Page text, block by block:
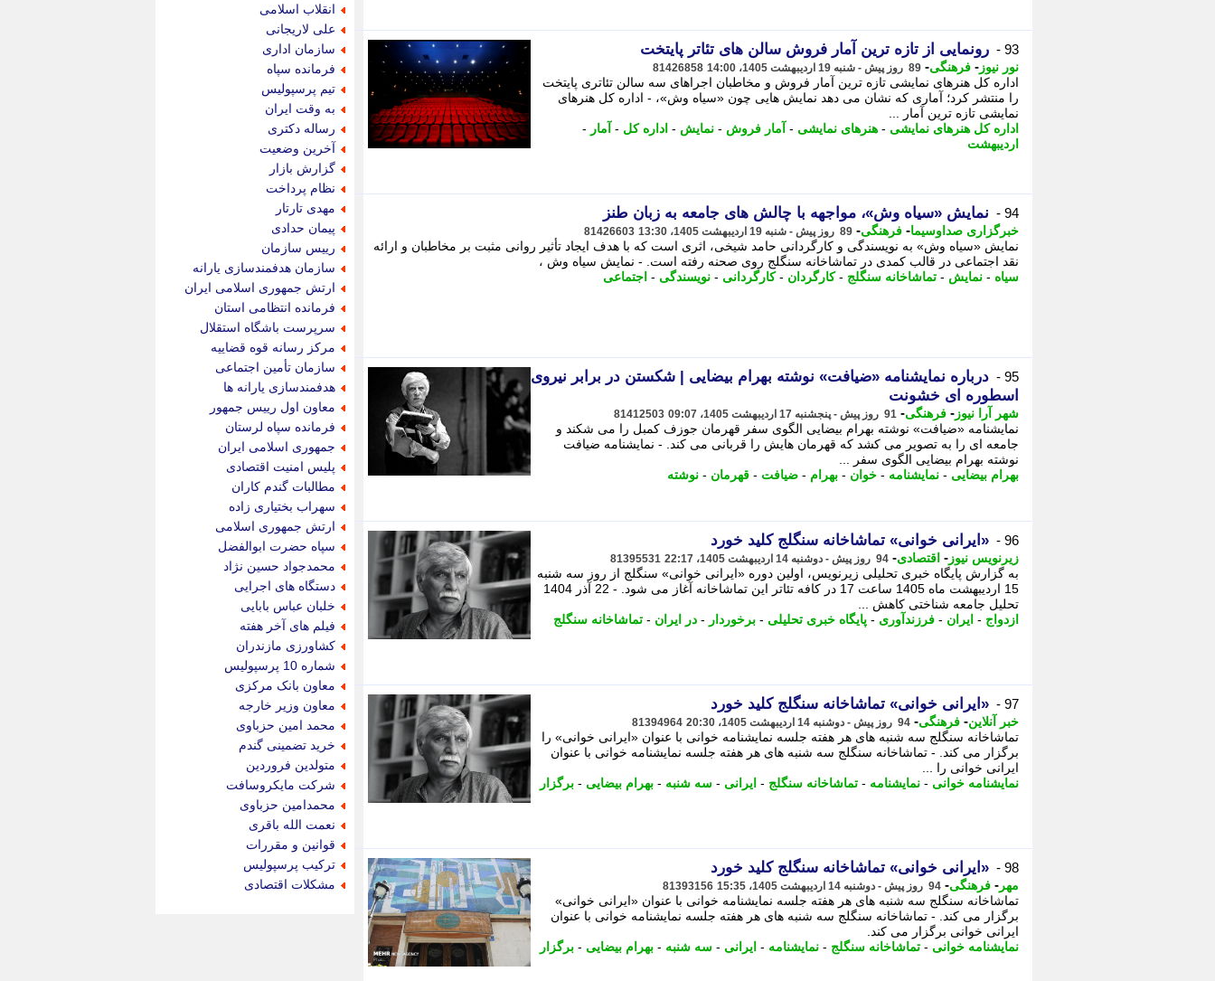
93 - رونمایی از تازه ترین آمار فروش سالن های تئاتر پایتخت
نور نیوز - فرهنگی- 89 روز پیش - شنبه 19 اردیبهشت 1405، 14:00 81426858
اداره کل هنرهای نمایشی تازه ترین آمار فروش و مخاطبان اجراهای سه سالن تئاتری پایتخت
را منتشر کرد؛ آماری که نشان می دهد نمایش هایی چون «سیاه وش»، - اداره کل هنرهای
نمایشی تازه ترین آمار ...
اداره کل هنرهای نمایشی - هنرهای نمایشی - آمار فروش - نمایش - اداره کل - آمار -
اردیبهشت
94 - نمایش «سیاه وش»، مواجهه با چالش های جامعه به زبان طنز
خبرگزاری صداوسیما- فرهنگی- 89 روز پیش - شنبه 19 اردیبهشت 1405، 13:30 81426603
نمایش «سیاه وش» به نویسندگی و کارگردانی حامد شیخی، اثری است که با هدف ایجاد تأثیر روانی مثبت بر مخاطبان و ارائه
نقد اجتماعی در قالب کمدی در تماشاخانه سنگلج روی صحنه رفته است. - نمایش سیاه وش ،
سیاه - نمایش - تماشاخانه سنگلج -کارگردان -کارگردانی - نویسندگی - اجتماعی
95 -
درباره نمایشنامه «ضیافت» نوشته بهرام بیضایی | شکستن در برابر نیروی
اسطوره ای خشونت
شهر آرا نیوز - فرهنگی- 91 روز پیش - پنجشنبه 17 اردیبهشت 1405، 09:07 81412503
نمایشنامه «ضیافت» نوشته بهرام بیضایی الگوی سفر قهرمان جوزف کمبل را می شکند و
جامعه ای را به تصویر می کشد که قهرمان هایش را قربانی می کند. - نمایشنامه ضیافت
نوشته بهرام بیضایی الگوی سفر ...
بهرام بیضایی - نمایشنامه - خوان - بهرام - ضیافت - قهرمان - نوشته
96 - «ایرانی خوانی» تماشاخانه سنگلج کلید خورد
زیرنویس نیوز - اقتصادی- 94 روز پیش - دوشنبه 14 اردیبهشت 1405، 22:17 81395531
به گزارش پایگاه خبری تحلیلی زیرنویس، اولین دوره «ایرانی خوانی» سنگلج از روز سه شنبه
15 اردیبهشت ماه 1405 ساعت 17 در کافه تئاتر این تماشاخانه آغاز می شود. - 22 آذر 1404
تحلیل جامعه شناختی کاهش ...
ازدواج - ایران - فرزندآوری - پایگاه خبری تحلیلی - برخوردار - در ایران - تماشاخانه سنگلج
97 - «ایرانی خوانی» تماشاخانه سنگلج کلید خورد
خبر آنلاین- فرهنگی- 94 روز پیش - دوشنبه 14 اردیبهشت 1405، 20:30 81394964
تماشاخانه سنگلج سه شنبه های هر هفته جلسه نمایشنامه خوانی با عنوان «ایرانی خوانی» را
برگزار می کند. - تماشاخانه سنگلج سه شنبه های هر هفته جلسه نمایشنامه خوانی با عنوان
ایرانی خوانی را ...
نمایشنامه خوانی - نمایشنامه - تماشاخانه سنگلج - ایرانی - سه شنبه - بهرام بیضایی - برگزار
98 - «ایرانی خوانی» تماشاخانه سنگلج کلید خورد
مهر - فرهنگی- 94 روز پیش - دوشنبه 14 اردیبهشت 1405، 15:35 81393156
تماشاخانه سنگلج سه شنبه های هر هفته جلسه نمایشنامه خوانی با عنوان «ایرانی خوانی»
برگزار می کند. - تماشاخانه سنگلج سه شنبه های هر هفته جلسه نمایشنامه خوانی با عنوان
ایرانی خوانی برگزار می کند.
نمایشنامه خوانی - تماشاخانه سنگلج - نمایشنامه - ایرانی - سه شنبه - بهرام بیضایی - برگزار
انقلاب اسلامی
علی لاریجانی
سازمان اداری
فرمانده سپاه
تیم پرسپولیس
به وقت ایران
رساله دکتری
آخرین وضعیت
گزارش بازار
نظام پرداخت
مهدی تارتار
پیمان حدادی
رییس سازمان
سازمان هدفمندسازی یارانه
ارتش جمهوری اسلامی ایران
فرمانده انتظامی استان
سرپرست باشگاه استقلال
مرکز رسانه قوه قضاییه
سازمان تأمین اجتماعی
هدفمندسازی یارانه ها
معاون اول رییس جمهور
فرمانده سپاه لرستان
جمهوری اسلامی ایران
پلیس امنیت اقتصادی
مطالبات گندم کاران
سهراب بختیاری زاده
ارتش جمهوری اسلامی
سپاه حضرت ابوالفضل
محمدجواد حسین نژاد
دستگاه های اجرایی
خلبان عباس بابایی
فیلم های آخر هفته
کشاورزی مازندران
شماره 10 پرسپولیس
معاون بانک مرکزی
معاون وزیر خارجه
محمد امین حزباوی
خرید تضمینی گندم
متولدین فروردین
شرکت مایکروسافت
محمدامین حزباوی
نعمت الله باقری
قوانین و مقررات
ترکیب پرسپولیس
مشکلات اقتصادی